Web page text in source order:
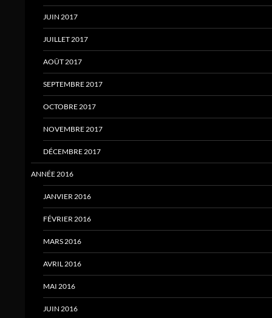
JUIN 2017
JUILLET 2017
AOÛT 2017
SEPTEMBRE 2017
OCTOBRE 2017
NOVEMBRE 2017
DÉCEMBRE 2017
ANNÉE 2016
JANVIER 2016
FÉVRIER 2016
MARS 2016
AVRIL 2016
MAI 2016
JUIN 2016